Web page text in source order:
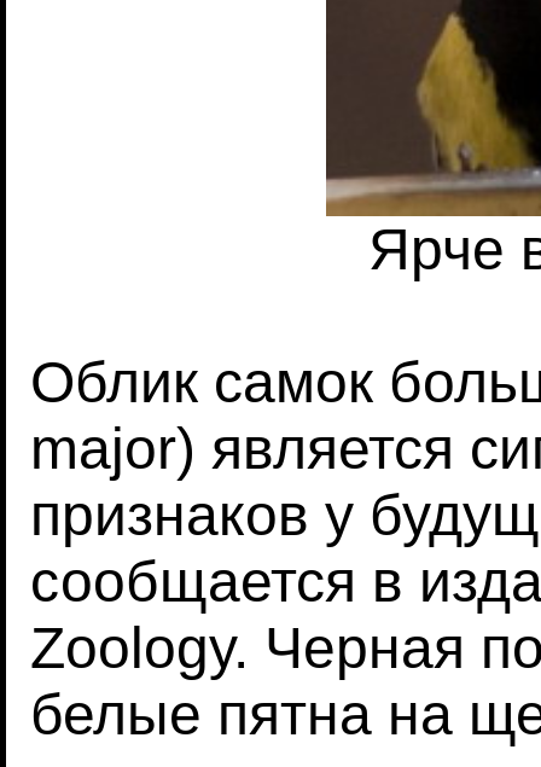
Ярче
Облик самок
major) является
признаков у
сообщается в
Zoology. Черная
белые пятна на